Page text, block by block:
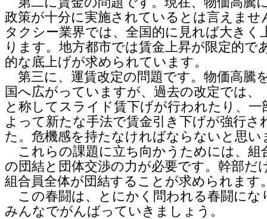
政策が十分に実施されているとは言えませ
タクシー業界では、全国的に見れば大きく
ります。地方都市では賃金上昇が限定的で
的な底上げが求められています。
第三に、運賃改定の問題です。物価高騰
国へ広がっていますが、過去の改定では、
と称してスライド賃下げが行われたり、一
よって新たな手法で賃金引き下げが強行さ
た。危機感を持たなければならないと思い
これらの課題に立ち向かうためには、組
の団結と団体交渉の力が必要です。幹部だ
組合員全体が団結することが求められます
この春闘は、とにかく問われる春闘にな
みんなでがんばっていきましょう。